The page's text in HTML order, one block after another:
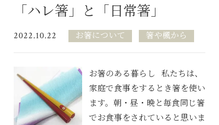
「ハレ箸」と「日常箸」
2022.10.22 お箸について 箸や楓から
お箸のある暮らし 私たちは、
家庭で食事をするとき箸を使い
ます。朝・昼・晩と毎食同じ箸
でお食事をされていると思いま